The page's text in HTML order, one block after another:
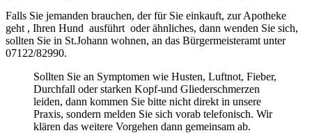
Falls Sie jemanden brauchen, der für Sie einkauft, zur Apotheke
geht , Ihren Hund ausführt oder ähnliches, dann wenden Sie sich,
sollten Sie in St.Johann wohnen, an das Bürgermeisteramt unter
07122/82990.
Sollten Sie an Symptomen wie Husten, Luftnot, Fieber,
Durchfall oder starken Kopf-und Gliederschmerzen
leiden, dann kommen Sie bitte nicht direkt in unsere
Praxis, sondern melden Sie sich vorab telefonisch. Wir
klären das weitere Vorgehen dann gemeinsam ab.